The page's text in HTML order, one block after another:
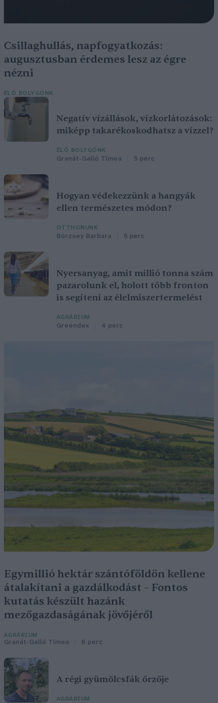
Csillaghullás, napfogyatkozás:
augusztusban érdemes lesz az égre
nézni
ÉLŐ BOLYGÓNK
Negatív vízállások, vízkorlátozások:
miképp takarékoskodhatsz a vízzel?
ÉLŐ BOLYGÓNK
Granát-Galló Tímea 5 perc
Hogyan védekezzünk a hangyák
ellen természetes módon?
OTTHONUNK
Börzsey Barbara 5 perc
Nyersanyag, amit millió tonna szám
pazarolunk el, holott több fronton
is segíteni az élelmiszertermelést
AGRÁRIUM
Greendex 4 perc
Egymillió hektár szántóföldön kellene
átalakítani a gazdálkodást – Fontos
kutatás készült hazánk
mezőgazdaságának jövőjéről
AGRÁRIUM
Granát-Galló Tímea 6 perc
A régi gyümölcsfák őrzője
AGRÁRIUM